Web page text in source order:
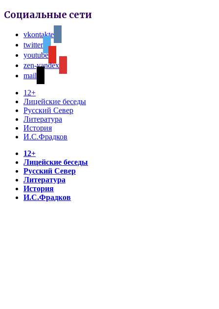
Социальные сети
vkontakte
twitter
youtube
zen-yandex
mail
12+
Лицейские беседы
Русский Север
Литература
История
И.С.Фрадков
12+
Лицейские беседы
Русский Север
Литература
История
И.С.Фрадков